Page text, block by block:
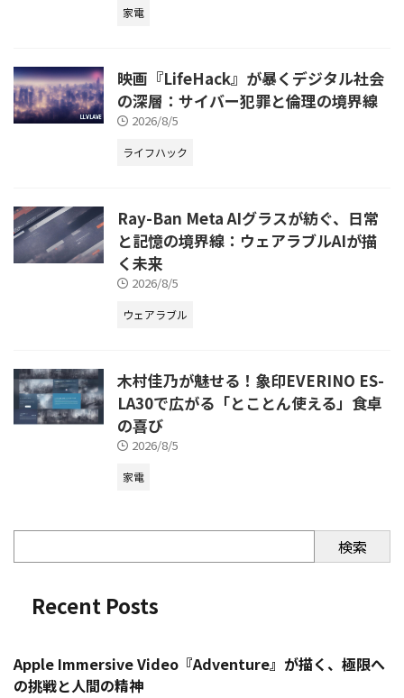
家電
映画『LifeHack』が暴くデジタル社会
の深層：サイバー犯罪と倫理の境界線
2026/8/5
ライフハック
Ray-Ban Meta AIグラスが紡ぐ、日常
と記憶の境界線：ウェアラブルAIが描
く未来
2026/8/5
ウェアラブル
木村佳乃が魅せる！象印EVERINO ES-
LA30で広がる「とことん使える」食卓
の喜び
2026/8/5
家電
検索
Recent Posts
Apple Immersive Video『Adventure』が描く、極限へ
の挑戦と人間の精神